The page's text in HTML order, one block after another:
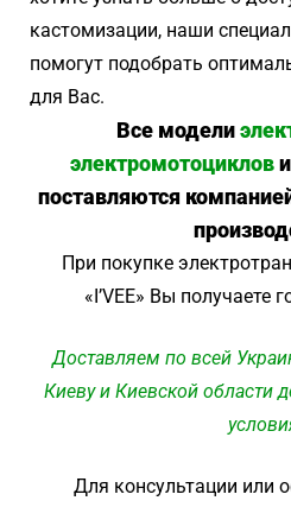
кастомизации, наши
помогут подобрать
для Вас.
Все модели
электромотоциклови
поставляются
При покупке
«I’VEE» Вы получаете
Доставляем по всей
Киеву и Киевской области
Для консультации или